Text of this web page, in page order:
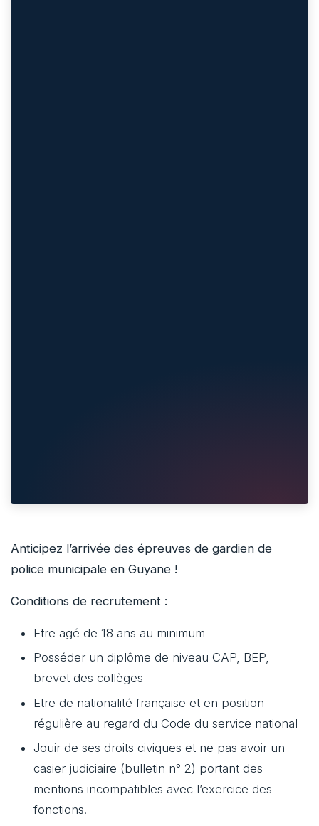
Anticipez l’arrivée des épreuves de gardien de
police municipale en Guyane !
Conditions de recrutement :
Etre agé de 18 ans au minimum
Posséder un diplôme de niveau CAP, BEP,
brevet des collèges
Etre de nationalité française et en position
régulière au regard du Code du service national
Jouir de ses droits civiques et ne pas avoir un
casier judiciaire (bulletin n° 2) portant des
mentions incompatibles avec l’exercice des
fonctions.